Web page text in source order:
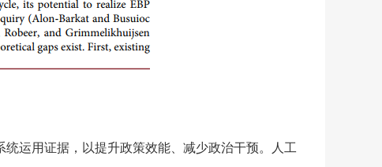
运用证据，以提升政策效能、减少政治干预。人工